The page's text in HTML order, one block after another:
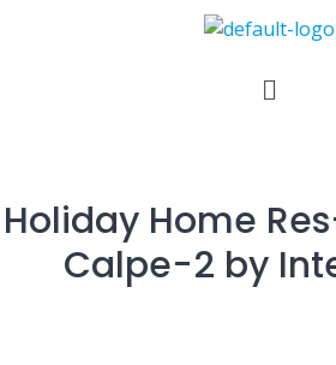
Holiday Home
Calpe-2 by